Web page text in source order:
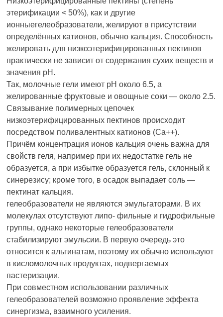
этерификации < 50%), как и другие
ионныегелеобразователи, желируют в присутствии
определённых катионов, обычно кальция. Способность
желировать для низкоэтерифицированных пектинов
практически не зависит от содержания сухих веществ и
значения рН.
Так, молочные гели имеют рН около 6.5, а
желированные фруктовые и овощные соки — около 2.5.
Связывание полимерных цепочек
низкоэтерифицированных пектинов происходит
посредством поливалентных катионов (Са++).
Причём концентрация ионов кальция очень важна для
свойств геля, например при их недостатке гель не
образуется, а при избытке образуется гель, склонный к
синерезису; кроме того, в осадок выпадает соль —
пектинат кальция.
гелеобразователи не являются эмульгаторами. В их
молекулах отсутствуют липо- фильные и гидрофильные
группы, однако некоторые гелеобразователи
стабилизируют эмульсии. В первую очередь это
относится к альгинатам, поэтому их обычно используют
в кисломолочных продуктах, подвергаемых
пастеризации.
При совместном использовании различных
гелеобразователей возможно проявление эффекта
синергизма, взаимного усиления.